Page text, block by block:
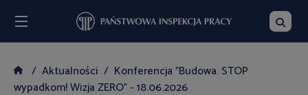
Aktualności
Konferencja "Budowa. STOP
wypadkom! Wizja ZERO" - 18.06.2026
Szukaj